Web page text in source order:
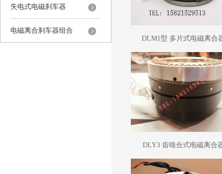
失电式电磁刹车器
电磁离合刹车器组合
DLM1型 多片式电磁离合
DLY3 齿啮合式电磁离合